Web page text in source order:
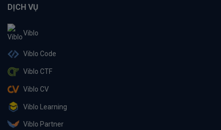
DỊCH VỤ
Viblo
Viblo Code
Viblo CTF
Viblo CV
Viblo Learning
Viblo Partner